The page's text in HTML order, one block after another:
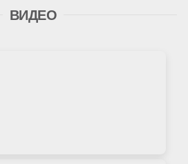
ВИДЕО